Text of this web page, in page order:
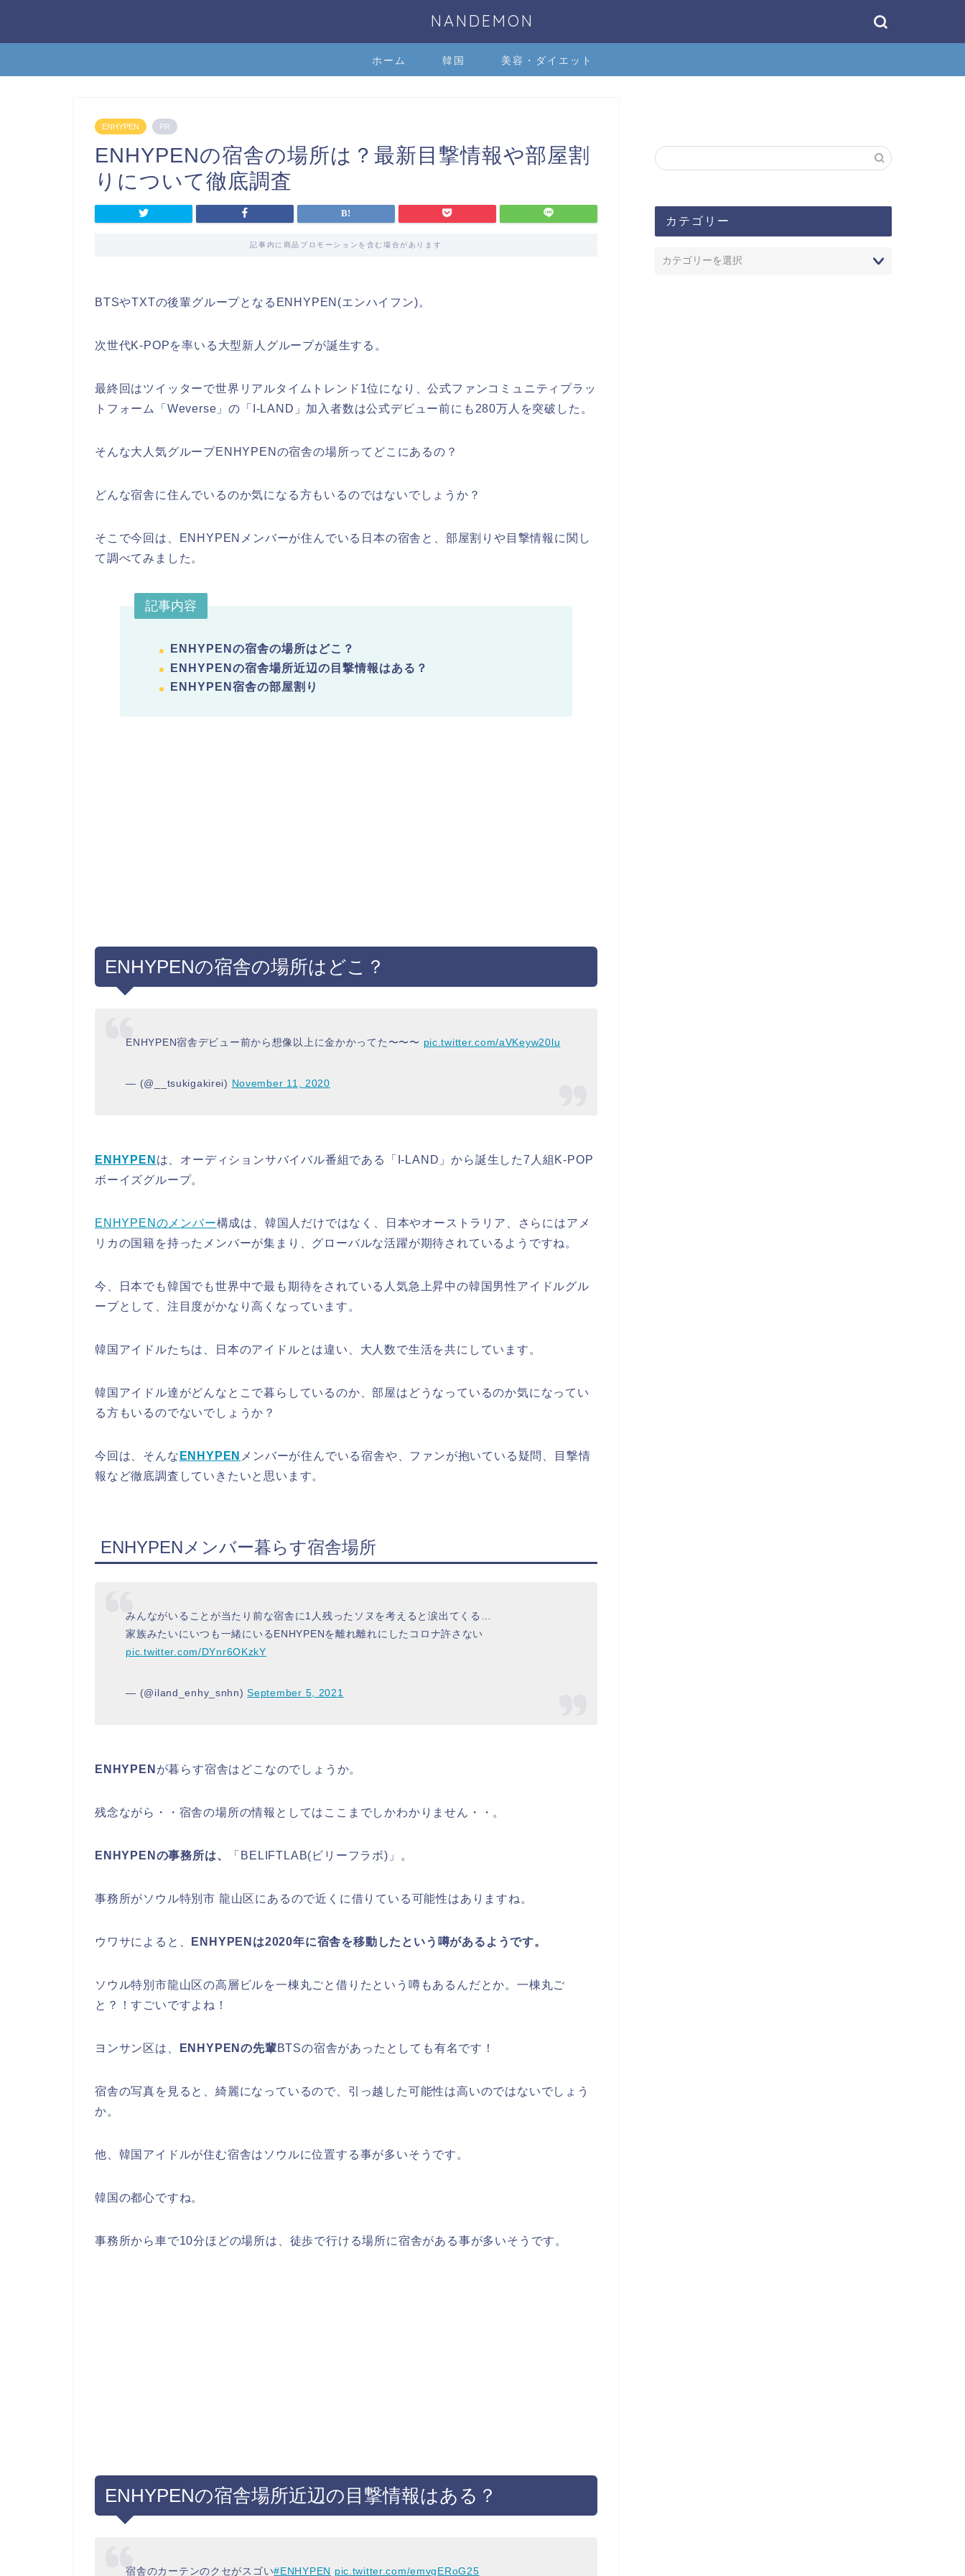
NANDEMON
ホーム 韓国 美容・ダイエット
ENHYPEN PR
ENHYPENの宿舎の場所は？最新目撃情報や部屋割
りについて徹底調査
記事内に商品プロモーションを含む場合があります
BTSやTXTの後輩グループとなるENHYPEN(エンハイフン)。
次世代K-POPを率いる大型新人グループが誕生する。
最終回はツイッターで世界リアルタイムトレンド1位になり、公式ファンコミュニティプラッ
トフォーム「Weverse」の「I-LAND」加入者数は公式デビュー前にも280万人を突破した。
そんな大人気グループENHYPENの宿舎の場所ってどこにあるの？
どんな宿舎に住んでいるのか気になる方もいるのではないでしょうか？
そこで今回は、ENHYPENメンバーが住んでいる日本の宿舎と、部屋割りや目撃情報に関し
て調べてみました。
記事内容
ENHYPENの宿舎の場所はどこ？
ENHYPENの宿舎場所近辺の目撃情報はある？
ENHYPEN宿舎の部屋割り
ENHYPENの宿舎の場所はどこ？
ENHYPEN宿舎デビュー前から想像以上に金かかってた〜〜〜 pic.twitter.com/aVKeyw20lu
— (@__tsukigakirei) November 11, 2020
ENHYPEN は、オーディションサバイバル番組である「I-LAND」から誕生した7人組K-POP
ボーイズグループ。
ENHYPENのメンバー構成は、韓国人だけではなく、日本やオーストラリア、さらにはアメ
リカの国籍を持ったメンバーが集まり、グローバルな活躍が期待されているようですね。
今、日本でも韓国でも世界中で最も期待をされている人気急上昇中の韓国男性アイドルグル
ープとして、注目度がかなり高くなっています。
韓国アイドルたちは、日本のアイドルとは違い、大人数で生活を共にしています。
韓国アイドル達がどんなとこで暮らしているのか、部屋はどうなっているのか気になってい
る方もいるのでないでしょうか？
今回は、そんな ENHYPEN メンバーが住んでいる宿舎や、ファンが抱いている疑問、目撃情
報など徹底調査していきたいと思います。
ENHYPENメンバー暮らす宿舎場所
みんながいることが当たり前な宿舎に1人残ったソヌを考えると涙出てくる…
家族みたいにいつも一緒にいるENHYPENを離れ離れにしたコロナ許さない
pic.twitter.com/DYnr6OKzkY
— (@iland_enhy_snhn)September 5, 2021
ENHYPEN が暮らす宿舎はどこなのでしょうか。
残念ながら・・宿舎の場所の情報としてはここまでしかわかりません・・。
ENHYPENの事務所は、 「BELIFTLAB(ビリーフラボ)」。
事務所がソウル特別市 龍山区にあるので近くに借りている可能性はありますね。
ウワサによると、 ENHYPENは2020年に宿舎を移動したという噂があるようです。
ソウル特別市龍山区の高層ビルを一棟丸ごと借りたという噂もあるんだとか。一棟丸ご
と？！すごいですよね！
ヨンサン区は、 ENHYPENの先輩BTSの宿舎があったとしても有名です！
宿舎の写真を見ると、綺麗になっているので、引っ越した可能性は高いのではないでしょう
か。
他、韓国アイドルが住む宿舎はソウルに位置する事が多いそうです。
韓国の都心ですね。
事務所から車で10分ほどの場所は、徒歩で行ける場所に宿舎がある事が多いそうです。
ENHYPENの宿舎場所近辺の目撃情報はある？
宿舎のカーテンのクセがスゴい#ENHYPEN pic.twitter.com/emvgERoG25
カテゴリー